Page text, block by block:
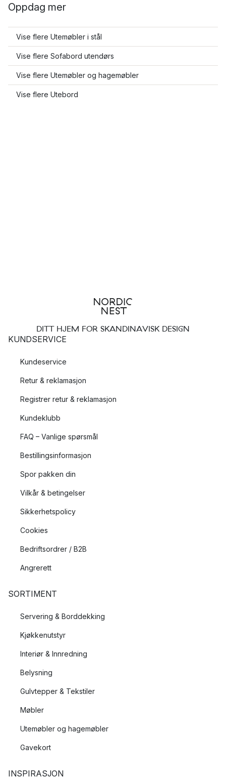
Oppdag mer
Vise flere Utemøbler i stål
Vise flere Sofabord utendørs
Vise flere Utemøbler og hagemøbler
Vise flere Utebord
DITT HJEM FOR SKANDINAVISK DESIGN
KUNDSERVICE
Kundeservice
Retur & reklamasjon
Registrer retur & reklamasjon
Kundeklubb
FAQ – Vanlige spørsmål
Bestillingsinformasjon
Spor pakken din
Vilkår & betingelser
Sikkerhetspolicy
Cookies
Bedriftsordrer / B2B
Angrerett
SORTIMENT
Servering & Borddekking
Kjøkkenutstyr
Interiør & Innredning
Belysning
Gulvtepper & Tekstiler
Møbler
Utemøbler og hagemøbler
Gavekort
INSPIRASJON